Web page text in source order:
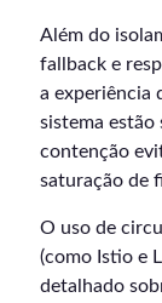
Além do
fallback e
a experiência
sistema estão
contenção
saturação de
O uso de
(como Istio e
detalhado